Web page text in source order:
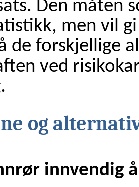
Den måten
men vil
de forskjellige
ved
og
innvendig